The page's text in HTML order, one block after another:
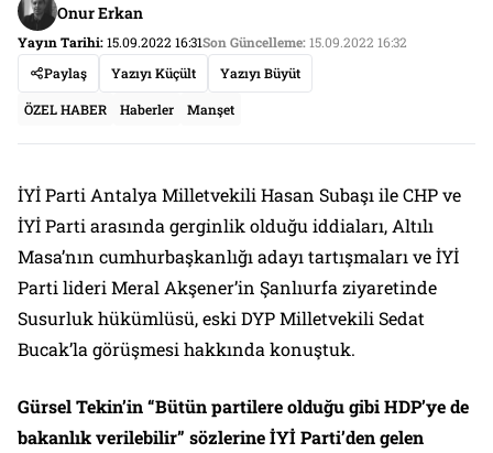
Onur Erkan
Yayın Tarihi:15.09.2022 16:31Son Güncelleme:15.09.2022 16:32
Paylaş
Yazıyı Küçült Yazıyı Büyüt
ÖZEL HABER Haberler Manşet
İYİ Parti Antalya Milletvekili Hasan Subaşı ile CHP ve
İYİ Parti arasında gerginlik olduğu iddiaları, Altılı
Masa’nın cumhurbaşkanlığı adayı tartışmaları ve İYİ
Parti lideri Meral Akşener’in Şanlıurfa ziyaretinde
Susurluk hükümlüsü, eski DYP Milletvekili Sedat
Bucak’la görüşmesi hakkında konuştuk.
Gürsel Tekin’in “Bütün partilere olduğu gibi HDP’ye de
bakanlık verilebilir” sözlerine İYİ Parti’den gelen